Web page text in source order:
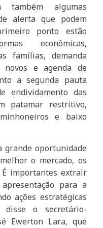
também algumas
alerta que podem
ponto estão
econômicas,
famílias, demanda
novos e agenda de
a segunda pauta
endividamento das
patamar restritivo,
e baixo
grande oportunidade
o mercado, os
importantes extrair
para a
ações estratégicas
disse o secretário-
Ewerton Lara, que